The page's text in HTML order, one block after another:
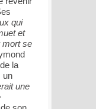
qui
et
mort se
la
un
une